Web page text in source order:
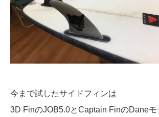
今まで試したサイドフィンは
3D FinのJOB5.0とCaptain FinのDaneモ